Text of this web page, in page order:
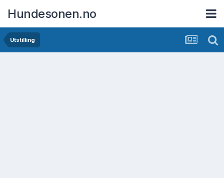
Hundesonen.no
Utstilling